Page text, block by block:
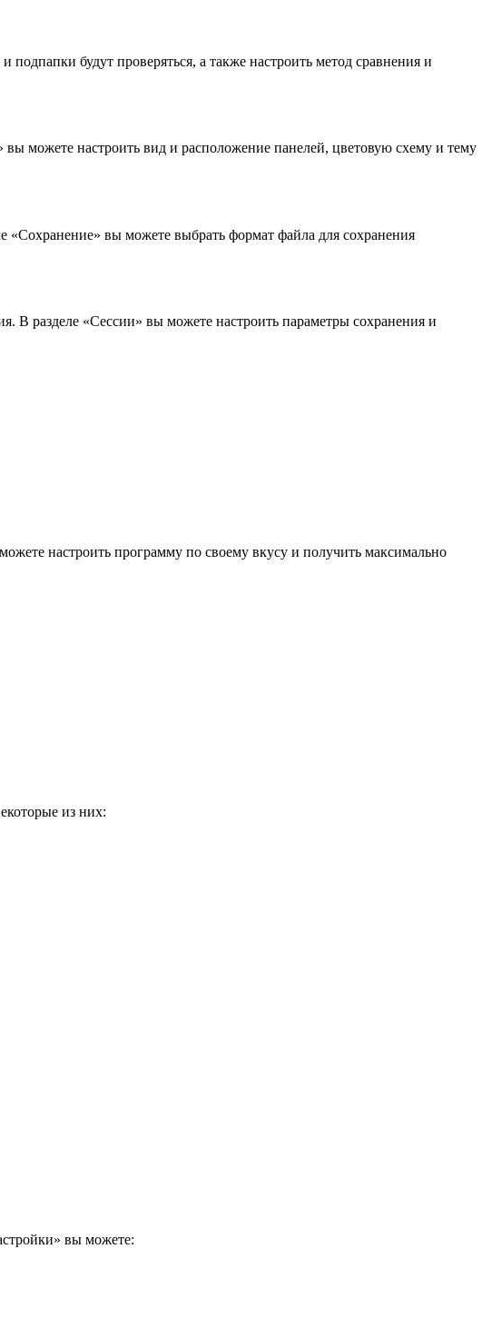
будут проверяться, а также настроить метод сравнения и
можете настроить вид и расположение панелей, цветовую схему и тему
«Сохранение» вы можете выбрать формат файла для сохранения
В разделе «Сессии» вы можете настроить параметры сохранения и
настроить программу по своему вкусу и получить максимально
из них:
вы можете: